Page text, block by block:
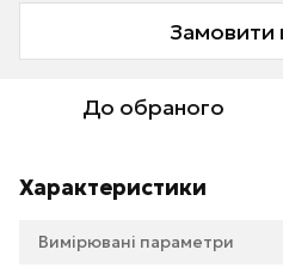
До обраного
Характеристики
Вимірювані параметри